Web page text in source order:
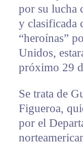
por su lucha
y clasificada
“heroínas”
Unidos,
próximo 29
Se trata de
Figueroa,
por el